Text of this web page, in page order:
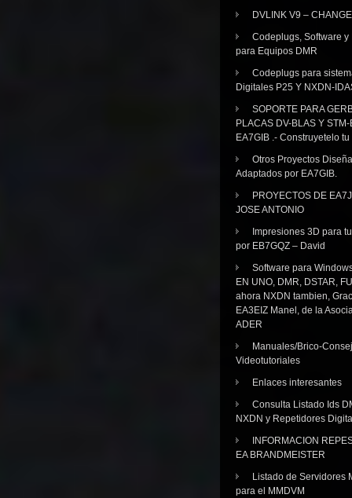
DVLINK V9 –
Codeplugs, Software y
para Equipos DMR
Codeplugs para
Digitales P25 Y NXDN-
SOPORTE PARA
PLACAS DV-BLAS Y
EA7GIB .- Construyetelo
Otros Proyectos
Adaptados por EA7GIB.
PROYECTOS DE
JOSE ANTONIO
Impresiones 3D para
por EB7GQZ – David
Software para
EN UNO, DMR, DSTAR,
ahora NXDN tambien,
EA3EIZ Manel, de la
ADER
Manuales/Brico-
Videotutoriales
Enlaces interesantes
Consulta Listado Ids
NXDN y Repetidores
INFORMACION
EA BRANDMEISTER
Listado de Servidores
para el MMDVM